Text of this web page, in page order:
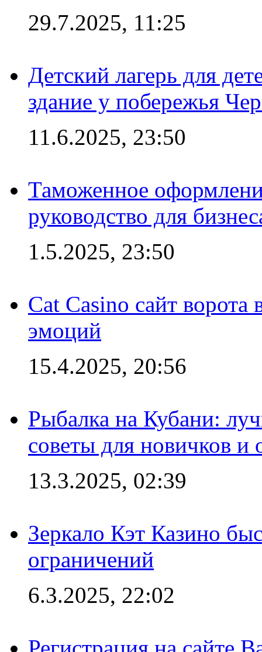
29.7.2025, 11:25
Детский лагерь для
здание у побережья
11.6.2025, 23:50
Таможенное
руководство для
1.5.2025, 23:50
Cat Casino сайт
эмоций
15.4.2025, 20:56
Рыбалка на Кубани:
советы для новичков
13.3.2025, 02:39
Зеркало Кэт Казино
ограничений
6.3.2025, 22:02